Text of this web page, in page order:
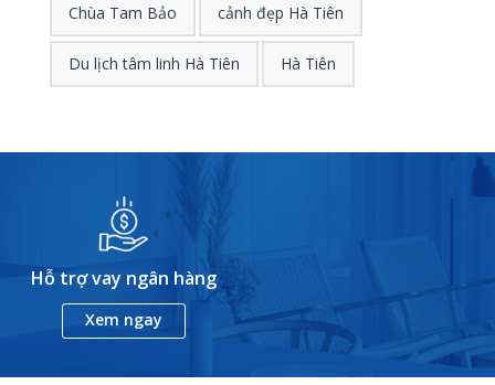
Chùa Tam Bảo cảnh đẹp Hà Tiên
Du lịch tâm linh Hà Tiên Hà Tiên
Hỗ trợ vay ngân hàng
Xem ngay